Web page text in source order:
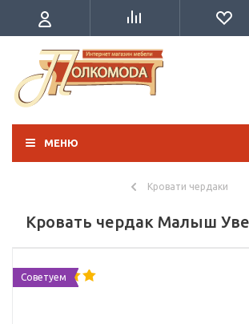
МЕНЮ
Кровати чердаки
Кровать чердак Малыш
Советуем